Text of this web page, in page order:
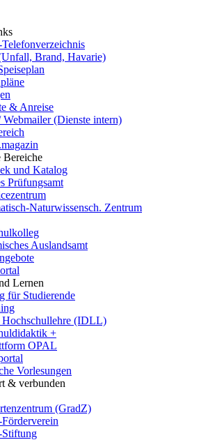
Brand, Havarie)
& Anreise
(Dienste intern)
Bereiche
und Katalog
Prüfungsamt
Naturwissensch. Zentrum
Auslandsamt
Lernen
für Studierende
(IDLL)
+
OPAL
Vorlesungen
& verbunden
(GradZ)